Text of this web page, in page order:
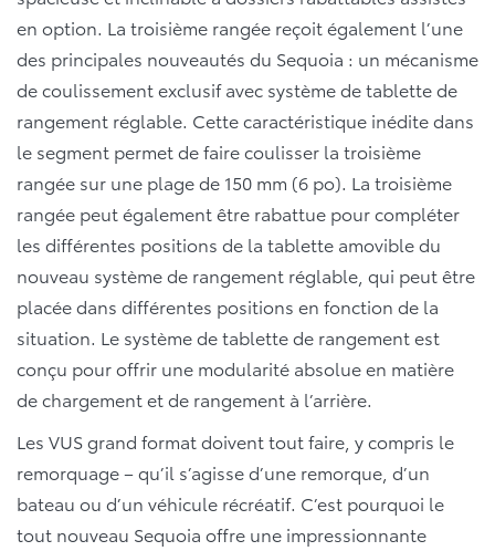
en option. La troisième rangée reçoit également l’une
des principales nouveautés du Sequoia : un mécanisme
de coulissement exclusif avec système de tablette de
rangement réglable. Cette caractéristique inédite dans
le segment permet de faire coulisser la troisième
rangée sur une plage de 150 mm (6 po). La troisième
rangée peut également être rabattue pour compléter
les différentes positions de la tablette amovible du
nouveau système de rangement réglable, qui peut être
placée dans différentes positions en fonction de la
situation. Le système de tablette de rangement est
conçu pour offrir une modularité absolue en matière
de chargement et de rangement à l’arrière.
Les VUS grand format doivent tout faire, y compris le
remorquage – qu’il s’agisse d’une remorque, d’un
bateau ou d’un véhicule récréatif. C’est pourquoi le
tout nouveau Sequoia offre une impressionnante